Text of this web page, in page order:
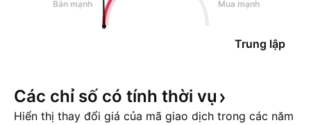
Bán mạnh Mua mạnh
Trung lập
Các chỉ số có tính thời vụ
Hiển thị thay đổi giá của mã giao dịch trong các năm